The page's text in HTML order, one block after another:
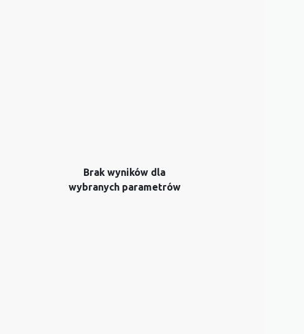
Brak wyników dla
wybranych parametrów